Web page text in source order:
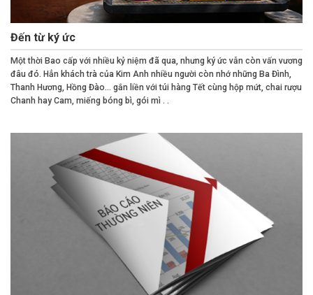
Đến từ ký ức
Một thời Bao cấp với nhiều kỷ niệm đã qua, nhưng ký ức vẫn còn vấn vương
đâu đó. Hẳn khách trà của Kim Anh nhiều người còn nhớ những Ba Đình,
Thanh Hương, Hồng Đào… gắn liền với túi hàng Tết cùng hộp mứt, chai rượu
Chanh hay Cam, miếng bóng bì, gói mì . .